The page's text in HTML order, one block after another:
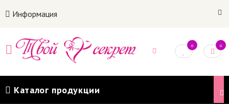
Информация
0 0
Каталог продукции